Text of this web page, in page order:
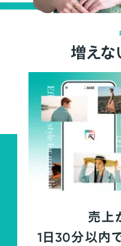
増えな
売上
1日30分以内